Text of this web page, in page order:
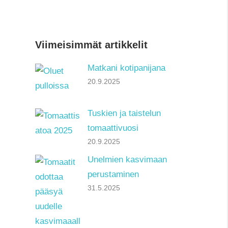
Viimeisimmät artikkelit
Matkani kotipanijana
20.9.2025
Tuskien ja taistelun
tomaattivuosi
20.9.2025
Unelmien kasvimaan
perustaminen
31.5.2025